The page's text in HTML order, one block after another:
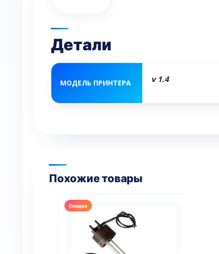
Детали
МОДЕЛЬ ПРИНТЕРА v 1.4
Похожие товары